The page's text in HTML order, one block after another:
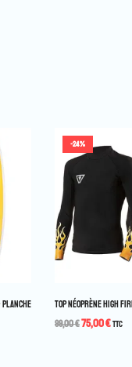
-24%
TOP NÉOPRÈNE HIGH
99,00€75,00€TTC